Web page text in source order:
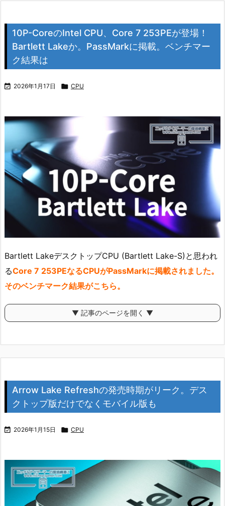
10P-CoreのIntel CPU、Core 7 253PEが登場！
Bartlett Lakeか。PassMarkに掲載。ベンチマー
ク結果は
 2026年1月17日  CPU
Bartlett LakeデスクトップCPU (Bartlett Lake-S)と思われ
るCore 7 253PEなるCPUがPassMarkに掲載されました。
そのベンチマーク結果がこちら。
▼ 記事のページを開く ▼
Arrow Lake Refreshの発売時期がリーク。デス
クトップ版だけでなくモバイル版も
 2026年1月15日  CPU